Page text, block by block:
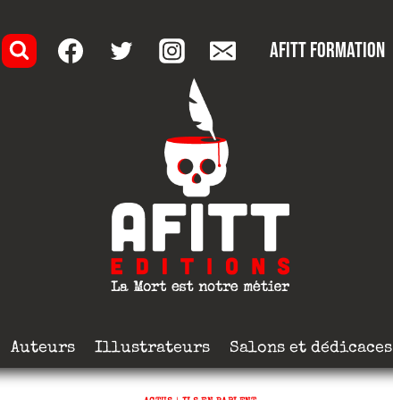
AFITT formation
Auteurs Illustrateurs Salons et dédicaces